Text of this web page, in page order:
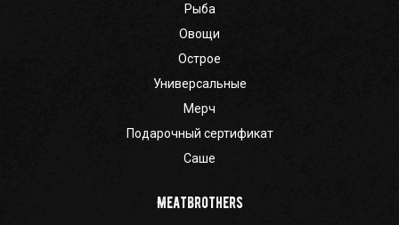
Рыба
Овощи
Острое
Универсальные
Мерч
Подарочный сертификат
Саше
Meatbrothers